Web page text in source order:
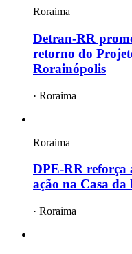
Roraima
Detran-RR
retorno do
Rorainópolis
· Roraima
Roraima
DPE-RR reforça
ação na Casa
· Roraima